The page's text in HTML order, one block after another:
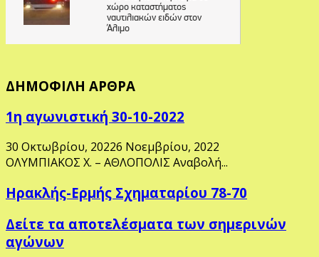
ΔΗΜΟΦΙΛΗ ΑΡΘΡΑ
1η αγωνιστική 30-10-2022
30 Οκτωβρίου, 20226 Νοεμβρίου, 2022
ΟΛΥΜΠΙΑΚΟΣ Χ. – ΑΘΛΟΠΟΛΙΣ Αναβολή...
Ηρακλής-Ερμής Σχηματαρίου 78-70
Δείτε τα αποτελέσματα των σημερινών
αγώνων